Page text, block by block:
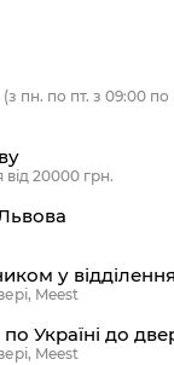
пн. по пт. з 09:00 по
від 20000 грн.
у
Meest
Україні до
Meest